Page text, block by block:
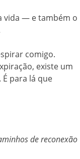
vida — e também o
comigo.
existe um
para lá que
de reconexão